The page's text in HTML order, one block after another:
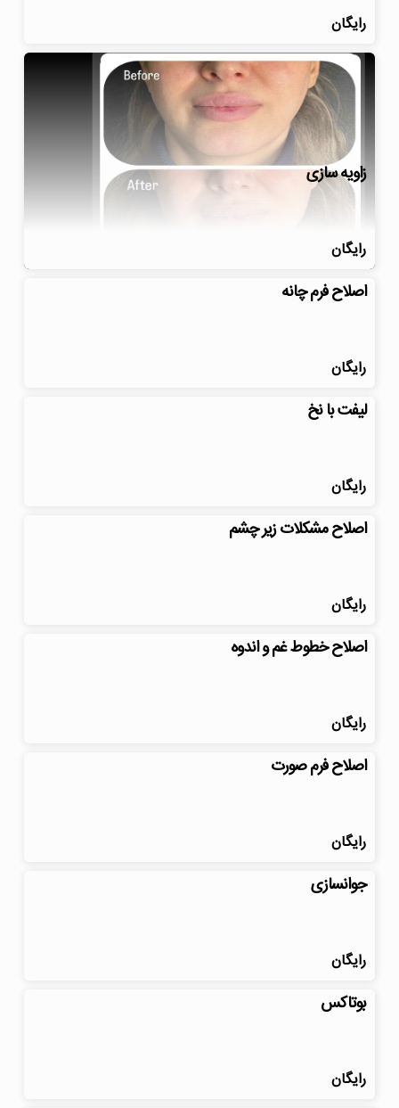
رایگان
زاویه سازی
رایگان
اصلاح فرم چانه
رایگان
لیفت با نخ
رایگان
اصلاح مشکلات زیر چشم
رایگان
اصلاح خطوط غم و اندوه
رایگان
اصلاح فرم صورت
رایگان
جوانسازی
رایگان
بوتاکس
رایگان